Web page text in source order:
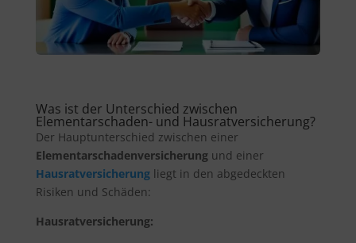
Was ist der Unterschied zwischen
Elementarschaden- und Hausratversicherung?
Der Hauptunterschied zwischen einer
Elementarschadenversicherungund einer
Hausratversicherungliegt in den abgedeckten
Risiken und Schäden:
Hausratversicherung: